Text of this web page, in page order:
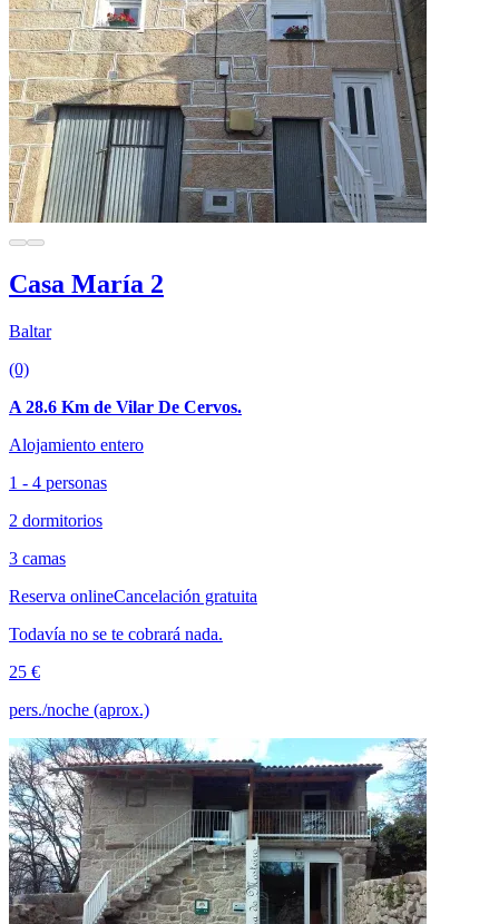
Casa María 2
Baltar
(0)
A 28.6 Km de Vilar De Cervos.
Alojamiento entero
1 - 4 personas
2 dormitorios
3 camas
Reserva onlineCancelación gratuita
Todavía no se te cobrará nada.
25 €
pers./noche (aprox.)